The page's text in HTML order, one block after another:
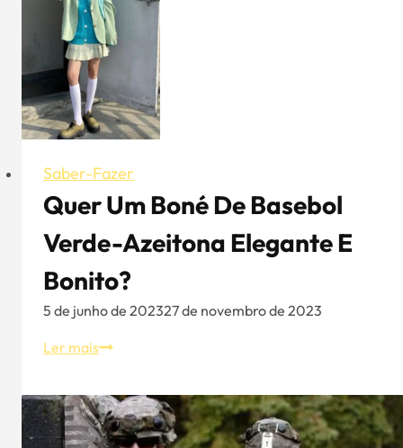
usar
bonés
de
Saber-Fazer
Quer Um Boné De Basebol
Verde-Azeitona Elegante E
Bonito?
5 de junho de 202327 de novembro de 2023
Ler maisQuer
boné
de
basebol